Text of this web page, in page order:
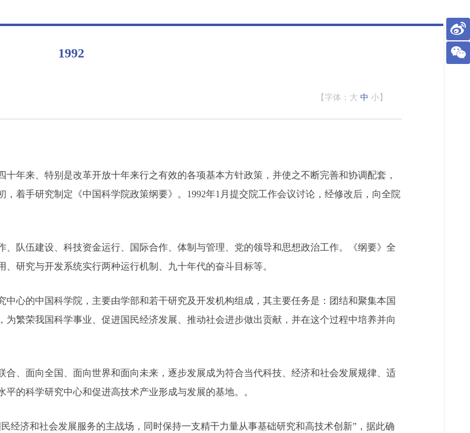
1992
【字体： 大 中 小 】
来、特别是改革开放十年来行之有效的各项基本方针政策，并使之不断完善和协调配套，
着手研究制定《中国科学院政策纲要》。1992年1月提交院工作会议讨论，经修改后，向全院
伍建设、科技资金运行、国际合作、体制与管理、党的领导和思想政治工作。《纲要》全
研究与开发系统实行两种运行机制、九十年代的奋斗目标等。
的中国科学院，主要由学部和若干研究及开发机构组成，其主要任务是：团结和聚集本国
繁荣我国科学事业、促进国民经济发展、推动社会进步做出贡献，并在这个过程中培养并向
面向全国、面向世界和面向未来，逐步发展成为符合当代科技、经济和社会发展规律、适
的科学研究中心和促进高技术产业形成与发展的基地。。
济和社会发展服务的主战场，同时保持一支精干力量从事基础研究和高技术创新”，据此确